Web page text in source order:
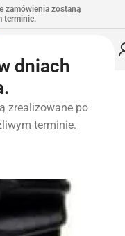
dniach
zrealizowane po
terminie.
zamówienia zostaną
terminie.